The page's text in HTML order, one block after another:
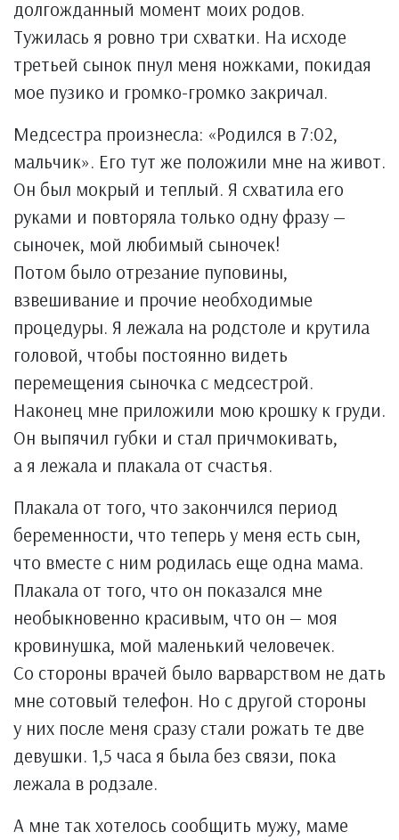
долгожданный момент моих родов.
Тужилась я ровно три схватки. На исходе
третьей сынок пнул меня ножками, покидая
мое пузико и громко-громко закричал.
Медсестра произнесла: «Родился в 7:02,
мальчик». Его тут же положили мне на живот.
Он был мокрый и теплый. Я схватила его
руками и повторяла только одну фразу —
сыночек, мой любимый сыночек!
Потом было отрезание пуповины,
взвешивание и прочие необходимые
процедуры. Я лежала на родстоле и крутила
головой, чтобы постоянно видеть
перемещения сыночка с медсестрой.
Наконец мне приложили мою крошку к груди.
Он выпячил губки и стал причмокивать,
а я лежала и плакала от счастья.
Плакала от того, что закончился период
беременности, что теперь у меня есть сын,
что вместе с ним родилась еще одна мама.
Плакала от того, что он показался мне
необыкновенно красивым, что он — моя
кровинушка, мой маленький человечек.
Со стороны врачей было варварством не дать
мне сотовый телефон. Но с другой стороны
у них после меня сразу стали рожать те две
девушки. 1,5 часа я была без связи, пока
лежала в родзале.
А мне так хотелось сообщить мужу, маме